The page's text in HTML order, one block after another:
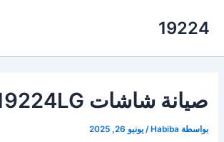
19224
صيانة شاشات 19224LG
بواسطة Habiba
/يونيو 26, 2025